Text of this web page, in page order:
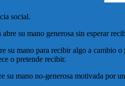
social.
su mano generosa sin esperar
su mano para recibir algo a cambio
o pretende recibir.
su mano no-generosa motivada por